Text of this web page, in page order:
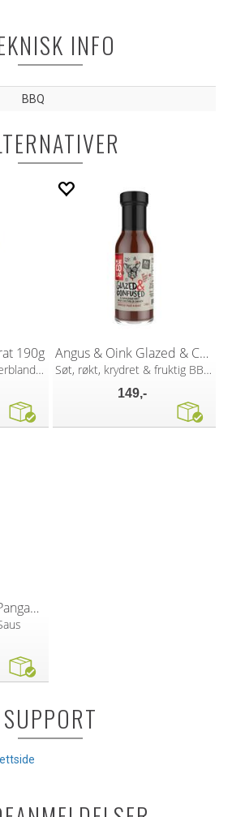
INFO
BBQ
190g
Tyrkisk inspirert krydderblanding
Angus & Oink Glazed & Confused 300g
Søt, røkt, krydret & fruktig BBQ saus
149,-
Angus &Oink Baby Pangang Indonesian 300g
SUPPORT